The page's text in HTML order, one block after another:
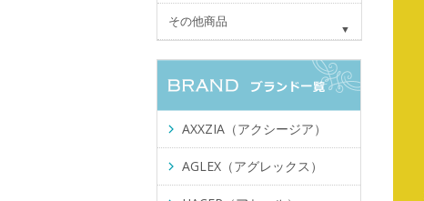
その他商品
AXXZIA（アクシージア）
AGLEX（アグレックス）